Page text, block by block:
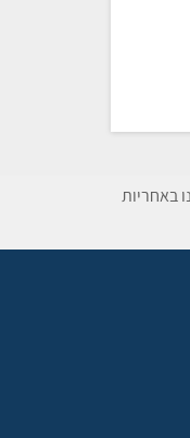
באחריות